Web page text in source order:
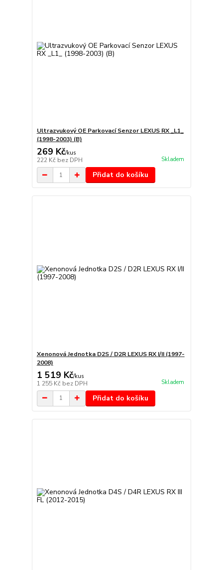
Ultrazvukový OE Parkovací Senzor LEXUS RX _L1_
(1998-2003) (B)
269 Kč/kus
222 Kč bez DPH Skladem
Přidat do košíku
Xenonová Jednotka D2S / D2R LEXUS RX I/II (1997-
2008)
1 519 Kč/kus
1 255 Kč bez DPH Skladem
Přidat do košíku